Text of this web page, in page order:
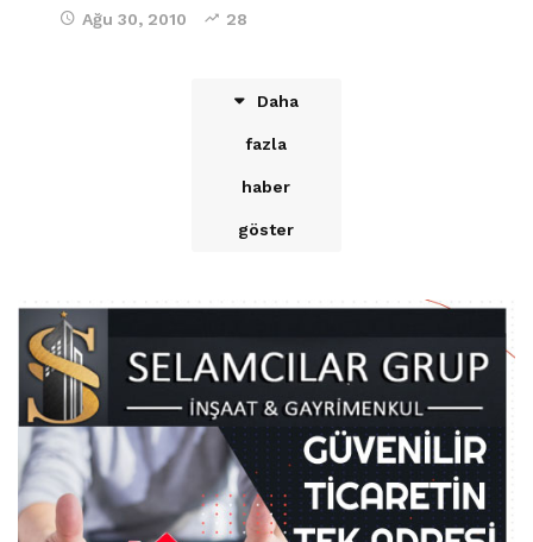
Ağu 30, 2010 28
Daha
fazla
haber
göster